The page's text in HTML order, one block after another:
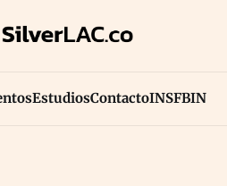
EstudiosContactoINSFBIN